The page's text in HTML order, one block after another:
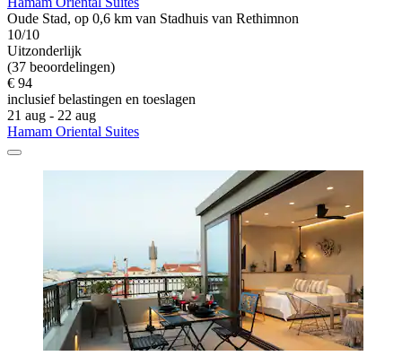
Oude Stad, op 0,6 km van Stadhuis van Rethimnon
10/10
Uitzonderlijk
(37 beoordelingen)
€ 94
inclusief belastingen en toeslagen
21 aug - 22 aug
Hamam Oriental Suites